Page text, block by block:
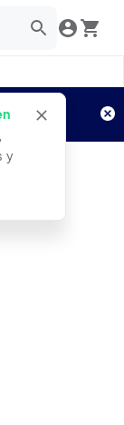
y
TyC